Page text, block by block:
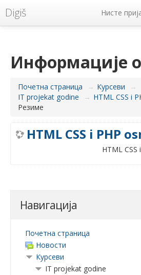
Digiš Нисте
Информације
Почетна страница → Курсеви
→
IT projekat godine
→ HTML CSS i
Резиме
HTML CSS i PHP
HTML CSS
Навигација
Почетна страница
Новости
Курсеви
IT projekat godine